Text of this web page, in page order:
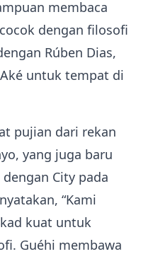
membaca
dengan filosofi
Rúben Dias,
untuk tempat di
pujian dari rekan
yang juga baru
City pada
“Kami
kuat untuk
Guéhi membawa